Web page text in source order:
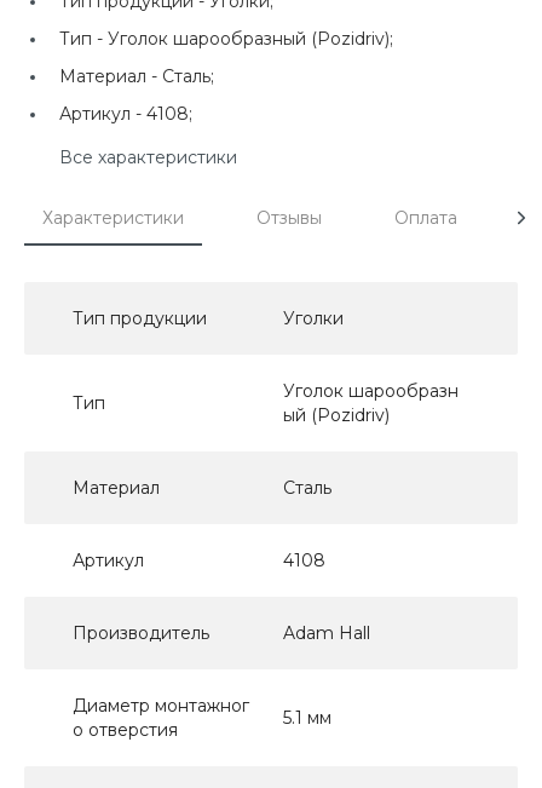
Тип - Уголок шарообразный (Pozidriv);
Материал - Сталь;
Артикул - 4108;
Все характеристики
Характеристики Отзывы Оплата
Тип продукции Уголки
Тип
Уголок шарообразн
ый (Pozidriv)
Материал Сталь
Артикул 4108
Производитель Adam Hall
Диаметр монтажног
о отверстия
5.1 мм